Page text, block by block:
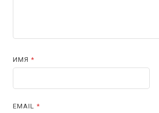
ИМЯ*
EMAIL*